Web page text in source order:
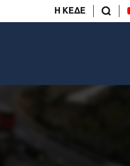
Η ΚΕΔΕ